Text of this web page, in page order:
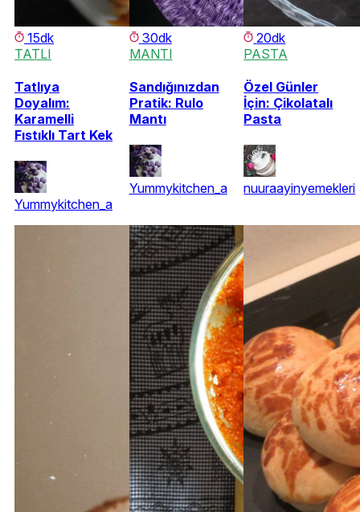
15dk
TATLI
Tatlıya
Doyalım:
Karamelli
Fıstıklı Tart Kek
Yummykitchen_a
30dk
MANTI
Sandığınızdan
Pratik: Rulo
Mantı
Yummykitchen_a
20dk
PASTA
Özel Günler
İçin: Çikolatalı
Pasta
nuuraayinyemekleri